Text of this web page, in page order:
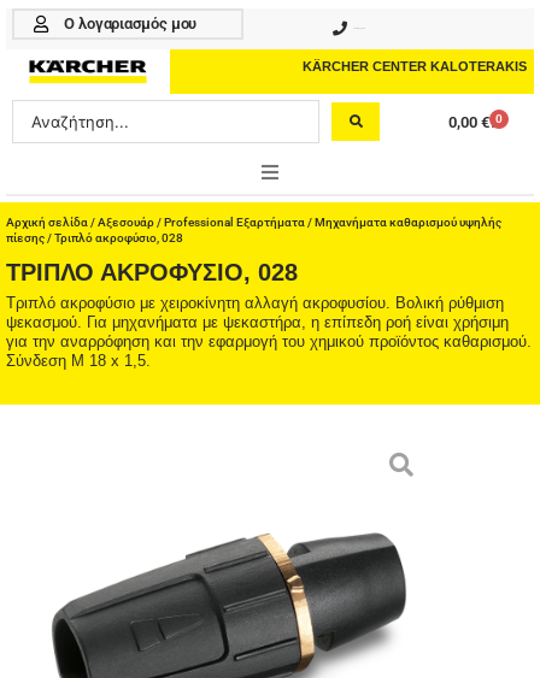
Μετάβαση
περιεχόμενο
Ο λογαριασμός μου
KÄRCHER CENTER KALOTERAKIS
Search
...
0,00 € 0
Cart
ONLINE SHOP
HOME & GARDEN
PROFESSIONAL
Αρχική σελίδα /Αξεσουάρ/Professional Εξαρτήματα /Μηχανήματα καθαρισμού υψηλής
πίεσης/ Τριπλό ακροφύσιο, 028
ΤΡΙΠΛΌ ΑΚΡΟΦΎΣΙΟ, 028
Τριπλό ακροφύσιο με χειροκίνητη αλλαγή ακροφυσίου. Βολική ρύθμιση
ψεκασμού. Για μηχανήματα με ψεκαστήρα, η επίπεδη ροή είναι χρήσιμη
για την αναρρόφηση και την εφαρμογή του χημικού προϊόντος καθαρισμού.
Σύνδεση M 18 x 1,5.